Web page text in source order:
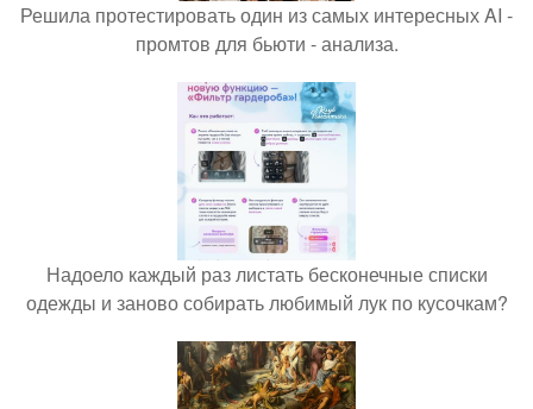
Решила протестировать один из самых интересных AI -
промтов для бьюти - анализа.
Надоело каждый раз листать бесконечные списки
одежды и заново собирать любимый лук по кусочкам?